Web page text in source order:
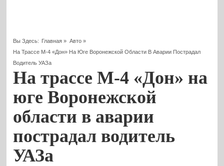
Вы Здесь: Главная » Авто»
На Трассе М-4 «Дон» На Юге Воронежской Области В Аварии Пострадал
Водитель УАЗа
На трассе М-4 «Дон» на
юге Воронежской
области в аварии
пострадал водитель
УАЗа